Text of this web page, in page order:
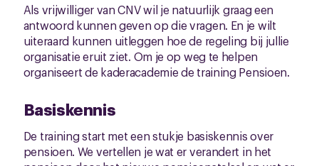
Als vrijwilliger van CNV wil je natuurlijk graag een
antwoord kunnen geven op die vragen. En je wilt
uiteraard kunnen uitleggen hoe de regeling bij jullie
organisatie eruit ziet. Om je op weg te helpen
organiseert de kaderacademie de training Pensioen.
Basiskennis
De training start met een stukje basiskennis over
pensioen. We vertellen je wat er verandert in het